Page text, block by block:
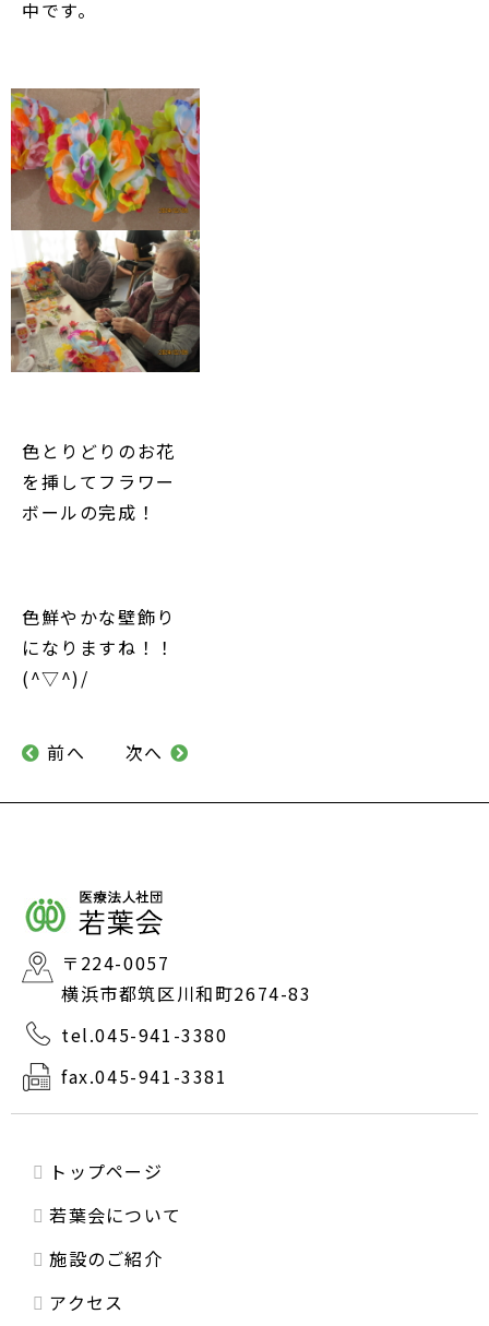
中です。
色とりどりのお花
を挿してフラワー
ボールの完成！
色鮮やかな壁飾り
になりますね！！
(^▽^)/
前へ 次へ
〒224-0057
横浜市都筑区川和町2674-83
tel.045-941-3380
fax.045-941-3381
トップページ
若葉会について
施設のご紹介
アクセス